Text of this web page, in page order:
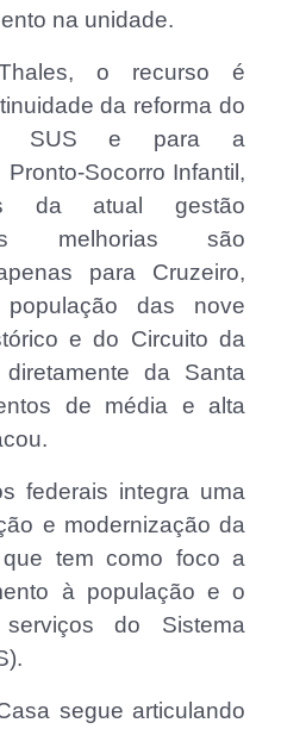
na unidade.
o recurso é
da reforma do
SUS e para a
Socorro Infantil,
da atual gestão
melhorias são
para Cruzeiro,
das nove
e do Circuito da
da Santa
de média e alta
federais integra uma
e modernização da
que tem como foco a
à população e o
do Sistema
segue articulando